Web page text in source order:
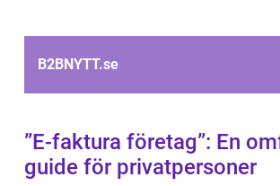
B2BNYTT.se
”E-faktura företag”: En
guide för privatpersoner